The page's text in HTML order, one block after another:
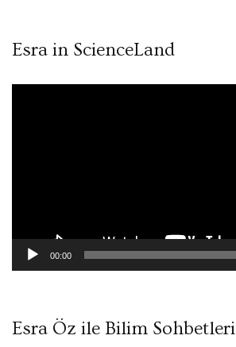
Esra in ScienceLand
00:00
Esra Öz ile Bilim Sohbetleri